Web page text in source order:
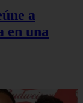
a
en una